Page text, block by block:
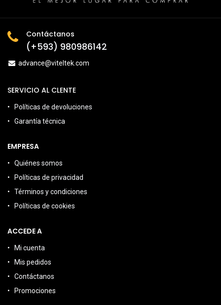
Contáctanos
(+593) 980986142
advance@viteltek.com
SERVICIO AL CLENTE
Políticas de devoluciones
Garantía técnica
EMPRESA
Quiénes somos
Políticas de privacidad
Términos y condiciones
Políticas de cookies
ACCEDE A
Mi cuenta
Mis pedidos
Contáctanos
Promociones